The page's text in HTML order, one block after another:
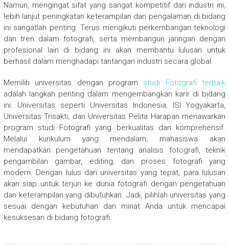
Namun, mengingat sifat yang sangat kompetitif dari industri ini,
lebih lanjut peningkatan keterampilan dan pengalaman di bidang
ini sangatlah penting. Terus mengikuti perkembangan teknologi
dan tren dalam fotografi, serta membangun jaringan dengan
profesional lain di bidang ini akan membantu lulusan untuk
berhasil dalam menghadapi tantangan industri secara global.
Memilih universitas dengan program studi Fotografi terbaik
adalah langkah penting dalam mengembangkan karir di bidang
ini. Universitas seperti Universitas Indonesia, ISI Yogyakarta,
Universitas Trisakti, dan Universitas Pelita Harapan menawarkan
program studi Fotografi yang berkualitas dan komprehensif.
Melalui kurikulum yang mendalam, mahasiswa akan
mendapatkan pengetahuan tentang analisis fotografi, teknik
pengambilan gambar, editing, dan proses fotografi yang
modern. Dengan lulus dari universitas yang tepat, para lulusan
akan siap untuk terjun ke dunia fotografi dengan pengetahuan
dan keterampilan yang dibutuhkan. Jadi, pilihlah universitas yang
sesuai dengan kebutuhan dan minat Anda untuk mencapai
kesuksesan di bidang fotografi.